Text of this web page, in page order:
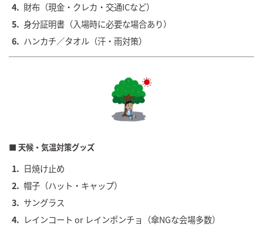
財布（現金・クレカ・交通ICなど）
身分証明書（入場時に必要な場合あり）
ハンカチ／タオル（汗・雨対策）
■ 天候・気温対策グッズ
日焼け止め
帽子（ハット・キャップ）
サングラス
レインコート or レインポンチョ（傘NGな会場多数）